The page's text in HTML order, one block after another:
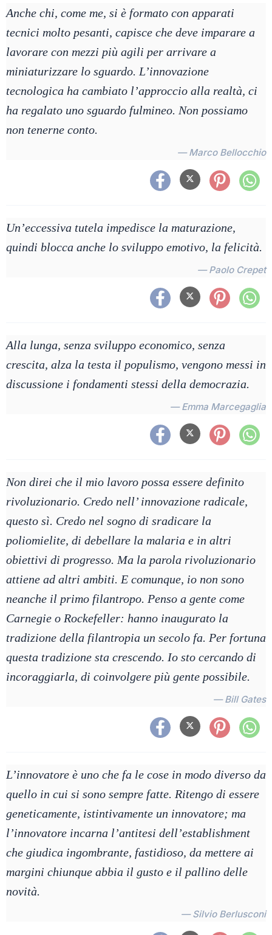
Anche chi, come me, si è formato con apparati
tecnici molto pesanti, capisce che deve imparare a
lavorare con mezzi più agili per arrivare a
miniaturizzare lo sguardo. L’innovazione
tecnologica ha cambiato l’approccio alla realtà, ci
ha regalato uno sguardo fulmineo. Non possiamo
non tenerne conto.
— Marco Bellocchio
Un’eccessiva tutela impedisce la maturazione,
quindi blocca anche lo sviluppo emotivo, la felicità.
— Paolo Crepet
Alla lunga, senza sviluppo economico, senza
crescita, alza la testa il populismo, vengono messi in
discussione i fondamenti stessi della democrazia.
— Emma Marcegaglia
Non direi che il mio lavoro possa essere definito
rivoluzionario. Credo nell’ innovazione radicale,
questo sì. Credo nel sogno di sradicare la
poliomielite, di debellare la malaria e in altri
obiettivi di progresso. Ma la parola rivoluzionario
attiene ad altri ambiti. E comunque, io non sono
neanche il primo filantropo. Penso a gente come
Carnegie o Rockefeller: hanno inaugurato la
tradizione della filantropia un secolo fa. Per fortuna
questa tradizione sta crescendo. Io sto cercando di
incoraggiarla, di coinvolgere più gente possibile.
— Bill Gates
L’innovatore è uno che fa le cose in modo diverso da
quello in cui si sono sempre fatte. Ritengo di essere
geneticamente, istintivamente un innovatore; ma
l’innovatore incarna l’antitesi dell’establishment
che giudica ingombrante, fastidioso, da mettere ai
margini chiunque abbia il gusto e il pallino delle
novità.
— Silvio Berlusconi